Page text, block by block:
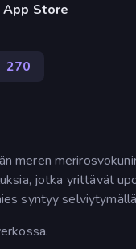
Store
270
meren
jotka yrittävät
syntyy